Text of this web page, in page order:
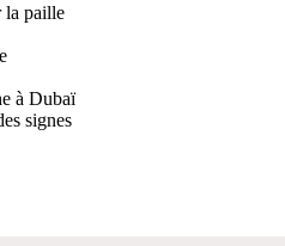
la paille
à Dubaï
signes